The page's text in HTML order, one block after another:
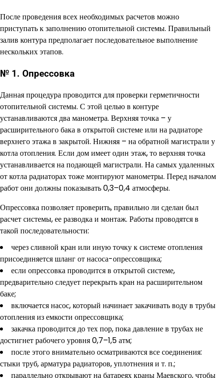
После проведения всех необходимых расчетов можно
приступать к заполнению отопительной системы. Правильный
залив контура предполагает последовательное выполнение
нескольких этапов.
№ 1. Опрессовка
Данная процедура проводится для проверки герметичности
отопительной системы. С этой целью в контуре
устанавливаются два манометра. Верхняя точка – у
расширительного бака в открытой системе или на радиаторе
верхнего этажа в закрытой. Нижняя – на обратной магистрали у
котла отопления. Если дом имеет один этаж, то верхняя точка
устанавливается на подающей магистрали. На самых удаленных
от котла радиаторах тоже монтируют манометры. Перед началом
работ они должны показывать 0,3–0,4 атмосферы.
Опрессовка позволяет проверить, правильно ли сделан был
расчет системы, ее разводка и монтаж. Работы проводятся в
такой последовательности:
через сливной кран или иную точку к системе отопления
присоединяется шланг от насоса-опрессовщика;
если опрессовка проводится в открытой системе,
предварительно следует перекрыть кран на расширительном
баке;
включается насос, который начинает закачивать воду в трубы
отопления из емкости опрессовщика;
закачка проводится до тех пор, пока давление в трубах не
достигнет рабочего уровня 0,7–1,5 атм;
после этого внимательно осматриваются все соединения:
стыки труб, арматура радиаторов, уплотнения и т. п.;
параллельно открывают на батареях краны Маевского, чтобы